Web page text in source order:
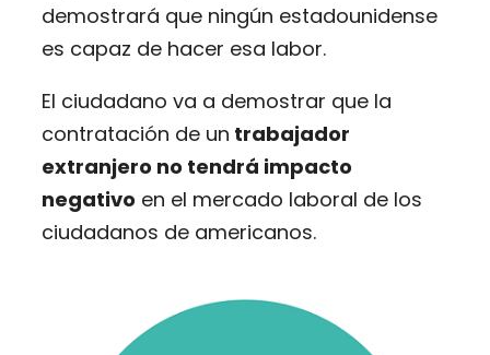
demostrará que ningún estadounidense
es capaz de hacer esa labor.
El ciudadano va a demostrar que la
contratación de un trabajador
extranjero no tendrá impacto
negativo en el mercado laboral de los
ciudadanos de americanos.